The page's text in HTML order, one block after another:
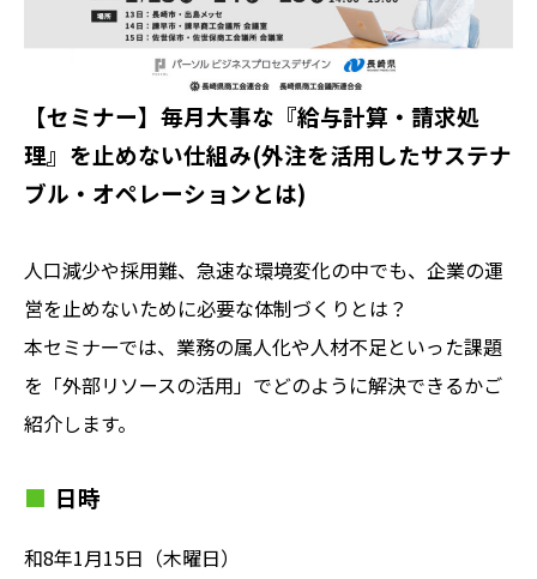
【セミナー】毎月大事な『給与計算・請求処
理』を止めない仕組み(外注を活用したサステナ
ブル・オペレーションとは)
人口減少や採用難、急速な環境変化の中でも、企業の運
営を止めないために必要な体制づくりとは？
本セミナーでは、業務の属人化や人材不足といった課題
を「外部リソースの活用」でどのように解決できるかご
紹介します。
日時
和8年1月15日（木曜日）